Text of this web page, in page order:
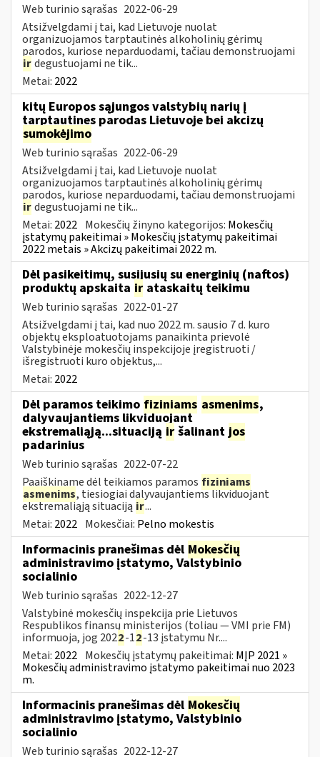
Web turinio sąrašas 2022-06-29
Atsižvelgdami į tai, kad Lietuvoje nuolat
organizuojamos tarptautinės alkoholinių gėrimų
parodos, kuriose neparduodami, tačiau demonstruojami
irdegustuojami ne tik...
Metai: 2022
kitų Europos sąjungos valstybių narių į
tarptautines parodas Lietuvoje bei akcizų
sumokėjimo
Web turinio sąrašas 2022-06-29
Atsižvelgdami į tai, kad Lietuvoje nuolat
organizuojamos tarptautinės alkoholinių gėrimų
parodos, kuriose neparduodami, tačiau demonstruojami
irdegustuojami ne tik...
Metai: 2022 Mokesčių žinyno kategorijos: Mokesčių
įstatymų pakeitimai » Mokesčių įstatymų pakeitimai
2022 metais » Akcizų pakeitimai 2022 m.
Dėl pasikeitimų, susijusių su energinių (naftos)
produktų apskaita ir ataskaitų teikimu
Web turinio sąrašas 2022-01-27
Atsižvelgdami į tai, kad nuo 2022 m. sausio 7 d. kuro
objektų eksploatuotojams panaikinta prievolė
Valstybinėje mokesčių inspekcijoje įregistruoti /
išregistruoti kuro objektus,...
Metai: 2022
Dėl paramos teikimo fiziniams asmenims,
dalyvaujantiems likviduojant
ekstremaliąją...situaciją ir šalinant jos
padarinius
Web turinio sąrašas 2022-07-22
Paaiškiname dėl teikiamos paramos fiziniams
asmenims, tiesiogiai dalyvaujantiems likviduojant
ekstremaliąją situaciją ir...
Metai: 2022 Mokesčiai: Pelno mokestis
Informacinis pranešimas dėl Mokesčių
administravimo įstatymo, Valstybinio
socialinio
Web turinio sąrašas 2022-12-27
Valstybinė mokesčių inspekcija prie Lietuvos
Respublikos finansų ministerijos (toliau — VMI prie FM)
informuoja, jog 2022-12-13 įstatymu Nr....
Metai: 2022 Mokesčių įstatymų pakeitimai: MĮP 2021 »
Mokesčių administravimo įstatymo pakeitimai nuo 2023
m.
Informacinis pranešimas dėl Mokesčių
administravimo įstatymo, Valstybinio
socialinio
Web turinio sąrašas 2022-12-27